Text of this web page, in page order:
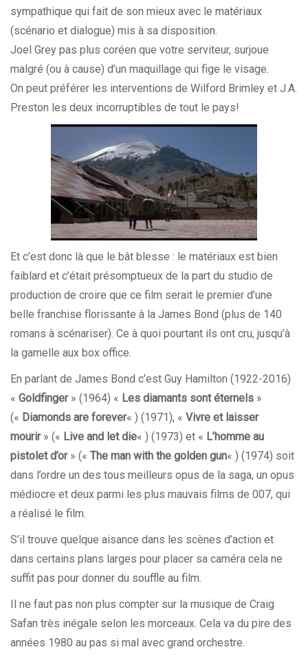
sympathique qui fait de son mieux avec le matériaux
(scénario et dialogue) mis à sa disposition.
Joel Grey pas plus coréen que votre serviteur, surjoue
malgré (ou à cause) d’un maquillage qui fige le visage.
On peut préférer les interventions de Wilford Brimley et J.A.
Preston les deux incorruptibles de tout le pays!
Et c’est donc là que le bât blesse : le matériaux est bien
faiblard et c’était présomptueux de la part du studio de
production de croire que ce film serait le premier d’une
belle franchise florissante à la James Bond (plus de 140
romans à scénariser). Ce à quoi pourtant ils ont cru, jusqu’à
la gamelle aux box office.
En parlant de James Bond c’est Guy Hamilton (1922-2016)
« Goldfinger» (1964) « Les diamants sont éternels »
(« Diamonds are forever« ) (1971), « Vivre et laisser
mourir» (« Live and let die« ) (1973) et « L’homme au
pistolet d’or» (« The man with the golden gun« ) (1974) soit
dans l’ordre un des tous meilleurs opus de la saga, un opus
médiocre et deux parmi les plus mauvais films de 007, qui
a réalisé le film.
S’il trouve quelque aisance dans les scènes d’action et
dans certains plans larges pour placer sa caméra cela ne
suffit pas pour donner du souffle au film.
Il ne faut pas non plus compter sur la musique de Craig
Safan très inégale selon les morceaux. Cela va du pire des
années 1980 au pas si mal avec grand orchestre.